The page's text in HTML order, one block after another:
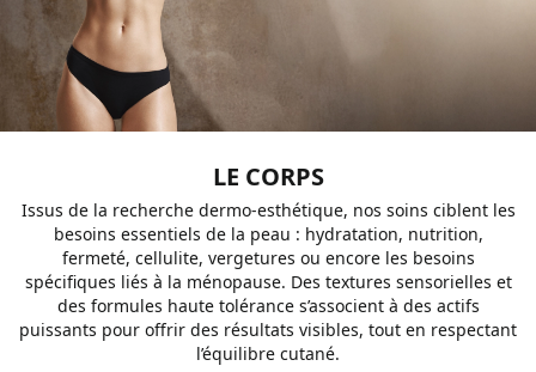
LE CORPS
Issus de la recherche dermo-esthétique, nos soins ciblent les
besoins essentiels de la peau : hydratation, nutrition,
fermeté, cellulite, vergetures ou encore les besoins
spécifiques liés à la ménopause. Des textures sensorielles et
des formules haute tolérance s’associent à des actifs
puissants pour offrir des résultats visibles, tout en respectant
l’équilibre cutané.